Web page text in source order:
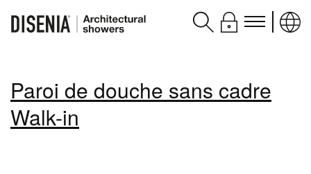
Produits
Paroi de douche sans cadre
Walk-in